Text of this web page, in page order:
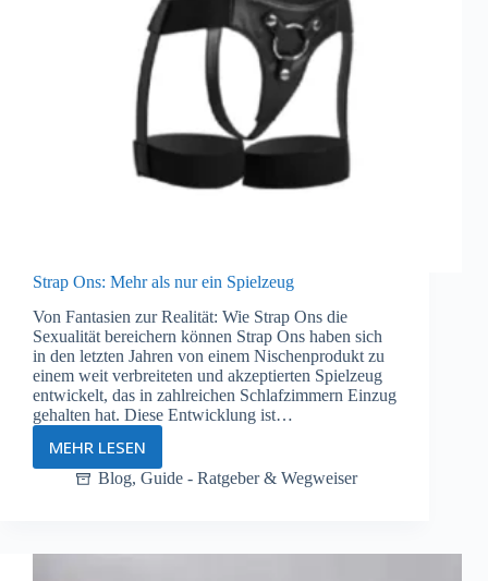
Strap Ons: Mehr als nur ein Spielzeug
Von Fantasien zur Realität: Wie Strap Ons die
Sexualität bereichern können Strap Ons haben sich
in den letzten Jahren von einem Nischenprodukt zu
einem weit verbreiteten und akzeptierten Spielzeug
entwickelt, das in zahlreichen Schlafzimmern Einzug
gehalten hat. Diese Entwicklung ist…
MEHR LESEN
Strap
Ons:
Blog, Guide - Ratgeber & Wegweiser